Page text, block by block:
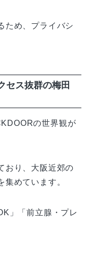
ため、プライバシ
セス抜群の梅田
の世界観が
おり、大阪近郊の
めています。
」「前立腺・プレ